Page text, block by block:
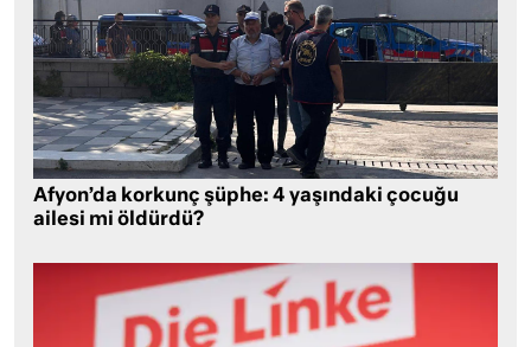
Afyon’da korkunç şüphe: 4 yaşındaki çocuğu
ailesi mi öldürdü?